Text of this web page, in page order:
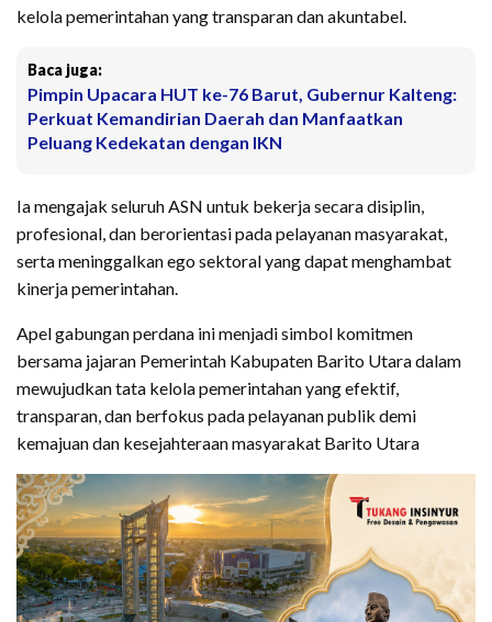
kelola pemerintahan yang transparan dan akuntabel.
Baca juga:
Pimpin Upacara HUT ke-76 Barut, Gubernur Kalteng:
Perkuat Kemandirian Daerah dan Manfaatkan
Peluang Kedekatan dengan IKN
Ia mengajak seluruh ASN untuk bekerja secara disiplin,
profesional, dan berorientasi pada pelayanan masyarakat,
serta meninggalkan ego sektoral yang dapat menghambat
kinerja pemerintahan.
Apel gabungan perdana ini menjadi simbol komitmen
bersama jajaran Pemerintah Kabupaten Barito Utara dalam
mewujudkan tata kelola pemerintahan yang efektif,
transparan, dan berfokus pada pelayanan publik demi
kemajuan dan kesejahteraan masyarakat Barito Utara